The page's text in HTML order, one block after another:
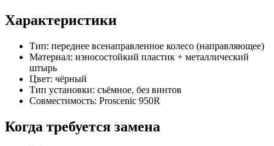
Характеристики
Тип: переднее всенаправленное колесо (направляющее)
Материал: износостойкий пластик + металлический
штырь
Цвет: чёрный
Тип установки: съёмное, без винтов
Совместимость: Proscenic 950R
Когда требуется замена